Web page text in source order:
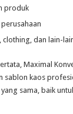
produk
clothing, dan lain-
Maximal
sablon kaos
sama, baik